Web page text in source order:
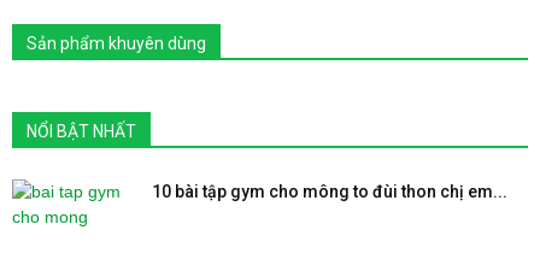
Sản phẩm khuyên dùng
NỔI BẬT NHẤT
10 bài tập gym cho mông to đùi thon chị em...